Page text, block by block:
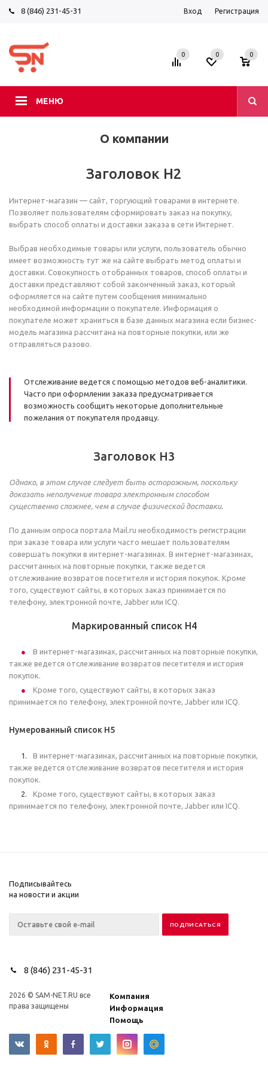
8 (846) 231-45-31 Вход Регистрация
МЕНЮ
0 0 0
О компании
Заголовок H2
Интернет-магазин — сайт, торгующий товарами в интернете.
Позволяет пользователям сформировать заказ на покупку,
выбрать способ оплаты и доставки заказа в сети Интернет.
Выбрав необходимые товары или услуги, пользователь обычно
имеет возможность тут же на сайте выбрать метод оплаты и
доставки. Совокупность отобранных товаров, способ оплаты и
доставки представляют собой законченный заказ, который
оформляется на сайте путем сообщения минимально
необходимой информации о покупателе. Информация о
покупателе может храниться в базе данных магазина если бизнес-
модель магазина рассчитана на повторные покупки, или же
отправляться разово.
Отслеживание ведется с помощью методов веб-аналитики.
Часто при оформлении заказа предусматривается
возможность сообщить некоторые дополнительные
пожелания от покупателя продавцу.
Заголовок H3
Однако, в этом случае следует быть осторожным, поскольку
доказать неполучение товара электронным способом
существенно сложнее, чем в случае физической доставки.
По данным опроса портала Mail.ru необходимость регистрации
при заказе товара или услуги часто мешает пользователям
совершать покупки в интернет-магазинах. В интернет-магазинах,
рассчитанных на повторные покупки, также ведется
отслеживание возвратов посетителя и история покупок. Кроме
того, существуют сайты, в которых заказ принимается по
телефону, электронной почте, Jabber или ICQ.
Маркированный список H4
В интернет-магазинах, рассчитанных на повторные покупки,
также ведется отслеживание возвратов песетителя и история
покупок.
Кроме того, существуют сайты, в которых заказ
принимается по телефону, электронной почте, Jabber или ICQ.
Нумерованный список H5
В интернет-магазинах, рассчитанных на повторные покупки,
также ведется отслеживание возвратов песетителя и история
покупок.
Кроме того, существуют сайты, в которых заказ
принимается по телефону, электронной почте, Jabber или ICQ.
Подписывайтесь
на новости и акции
8 (846) 231-45-31
2026 © SAM-NET.RU все
права защищены
Компания
Информация
Помощь